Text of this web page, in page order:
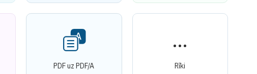
PDF uz PDF/A Rīki